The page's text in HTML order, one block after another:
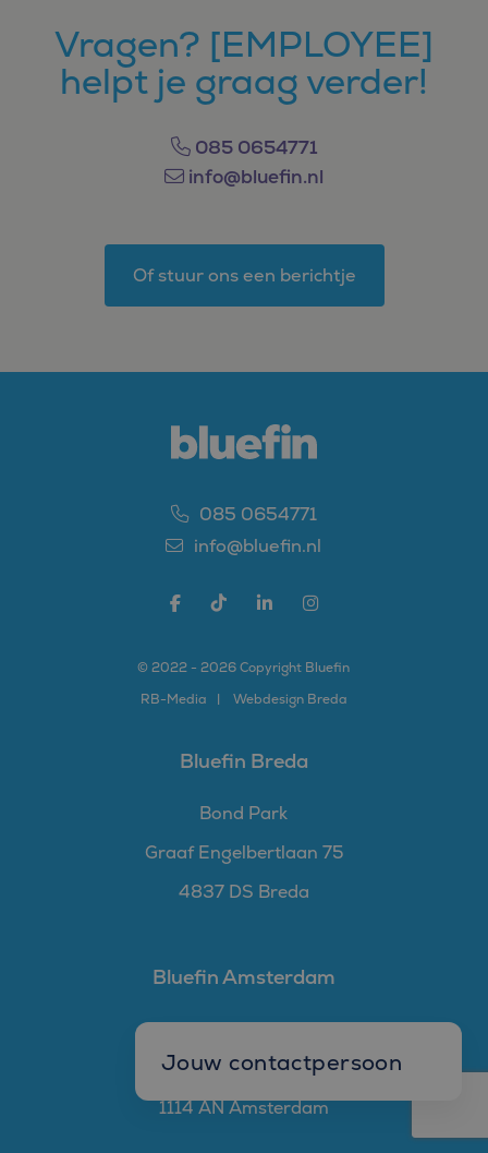
Jouw contactpersoon
Vragen? [EMPLOYEE]
helpt je graag verder!
085 0654771
info@bluefin.nl
Of stuur ons een berichtje
085 0654771
info@bluefin.nl
© 2022 - 2026 Copyright Bluefin
RB-Media Webdesign Breda
Bluefin Breda
Bond Park
Graaf Engelbertlaan 75
4837 DS Breda
Bluefin Amsterdam
The Joan
Joan Muyskenweg 30J
1114 AN Amsterdam